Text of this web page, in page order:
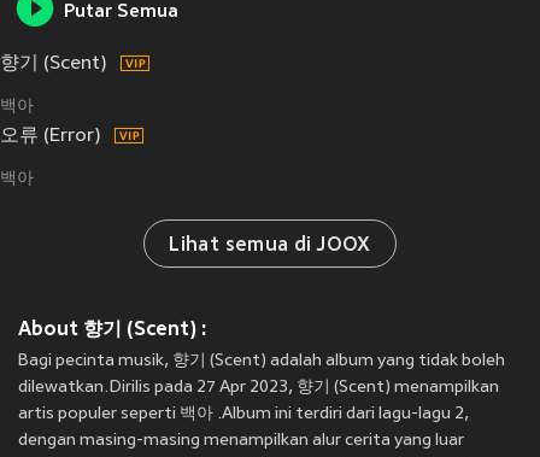
Putar Semua
향기 (Scent)
백아
오류 (Error)
백아
Lihat semua di JOOX
About 향기 (Scent) :
Bagi pecinta musik, 향기 (Scent) adalah album yang tidak boleh
dilewatkan.Dirilis pada 27 Apr 2023, 향기 (Scent) menampilkan
artis populer seperti 백아 .Album ini terdiri dari lagu-lagu 2,
dengan masing-masing menampilkan alur cerita yang luar